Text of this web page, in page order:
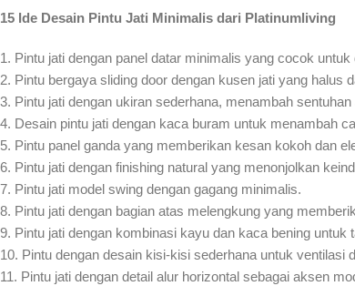
15 Ide Desain Pintu Jati Minimalis dari Platinumliving
1. Pintu jati dengan panel datar minimalis yang cocok
2. Pintu bergaya sliding door dengan kusen jati yang halus
3. Pintu jati dengan ukiran sederhana, menambah
4. Desain pintu jati dengan kaca buram untuk menambah
5. Pintu panel ganda yang memberikan kesan kokoh dan
6. Pintu jati dengan finishing natural yang menonjolkan
7. Pintu jati model swing dengan gagang minimalis.
8. Pintu jati dengan bagian atas melengkung yang
9. Pintu jati dengan kombinasi kayu dan kaca bening untuk
10. Pintu dengan desain kisi-kisi sederhana untuk ventilasi
11. Pintu jati dengan detail alur horizontal sebagai aksen